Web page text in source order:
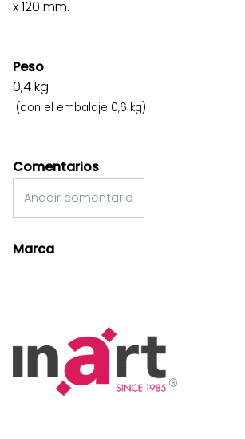
x 120 mm.
Peso
0,4kg
(con el embalaje 0,6 kg)
Comentarios
Añadir comentario
Marca